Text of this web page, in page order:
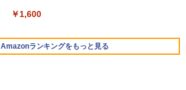
チ AMD Ryzen 7 170 メモリ16GB SSD 5
12GB Microsoft 365 Personal (24か月
￥1,600
Amazonランキングをもっと見る